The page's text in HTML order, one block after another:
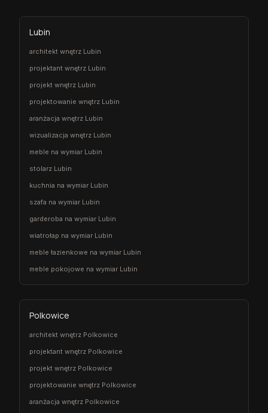
Lubin
architekt wnętrz Lubin
projektant wnętrz Lubin
projekt wnętrz Lubin
projektowanie wnętrz Lubin
aranżacja wnętrz Lubin
wizualizacja wnętrz Lubin
meble na wymiar Lubin
stolarz Lubin
kuchnia na wymiar Lubin
szafa na wymiar Lubin
garderoba na wymiar Lubin
wiatrołap na wymiar Lubin
meble łazienkowe na wymiar Lubin
meble pokojowe na wymiar Lubin
Polkowice
architekt wnętrz Polkowice
projektant wnętrz Polkowice
projekt wnętrz Polkowice
projektowanie wnętrz Polkowice
aranżacja wnętrz Polkowice